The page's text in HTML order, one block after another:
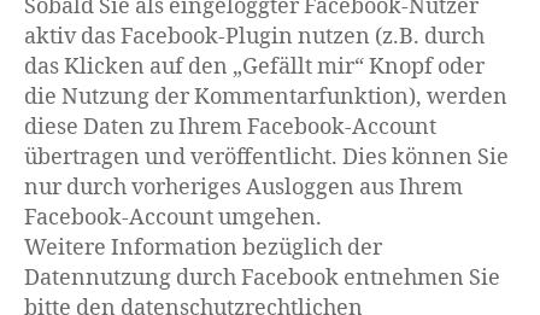
Sobald Sie als eingeloggter Facebook-Nutzer
aktiv das Facebook-Plugin nutzen (z.B. durch
das Klicken auf den „Gefällt mir“ Knopf oder
die Nutzung der Kommentarfunktion), werden
diese Daten zu Ihrem Facebook-Account
übertragen und veröffentlicht. Dies können Sie
nur durch vorheriges Ausloggen aus Ihrem
Facebook-Account umgehen.
Weitere Information bezüglich der
Datennutzung durch Facebook entnehmen Sie
bitte den datenschutzrechtlichen